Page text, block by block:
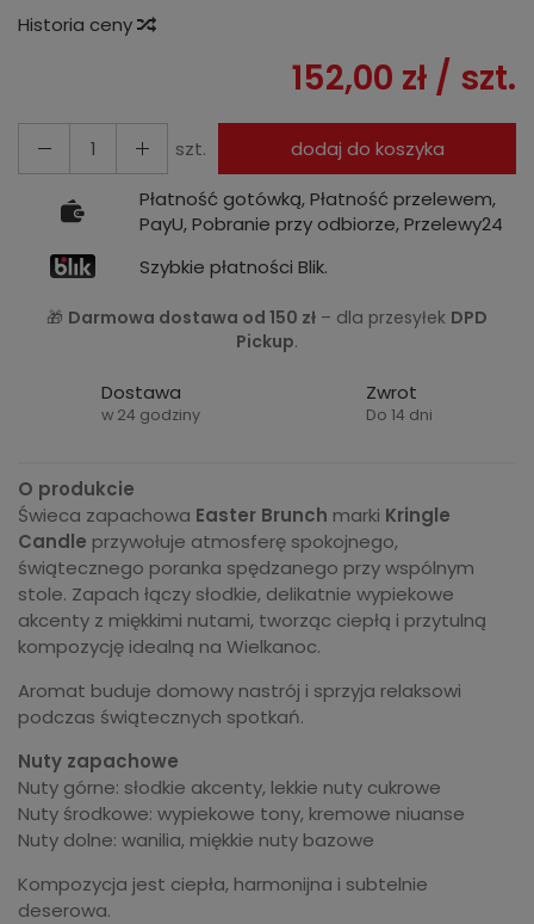
Historia ceny
152,00 zł / szt.
szt.
dodaj do koszyka
Płatność gotówką, Płatność przelewem,
PayU, Pobranie przy odbiorze, Przelewy24
Szybkie płatności Blik.
🎁 Darmowa dostawa od 150 zł – dla przesyłek DPD
Pickup.
Dostawa
w 24 godziny
Zwrot
Do 14 dni
O produkcie
Świeca zapachowa Easter Brunch marki Kringle
Candle przywołuje atmosferę spokojnego,
świątecznego poranka spędzanego przy wspólnym
stole. Zapach łączy słodkie, delikatnie wypiekowe
akcenty z miękkimi nutami, tworząc ciepłą i przytulną
kompozycję idealną na Wielkanoc.
Aromat buduje domowy nastrój i sprzyja relaksowi
podczas świątecznych spotkań.
Nuty zapachowe
Nuty górne: słodkie akcenty, lekkie nuty cukrowe
Nuty środkowe: wypiekowe tony, kremowe niuanse
Nuty dolne: wanilia, miękkie nuty bazowe
Kompozycja jest ciepła, harmonijna i subtelnie
deserowa.